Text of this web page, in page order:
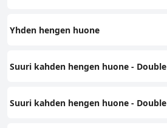
Yhden hengen huone
Suuri kahden hengen huone - Double
Suuri kahden hengen huone - Double